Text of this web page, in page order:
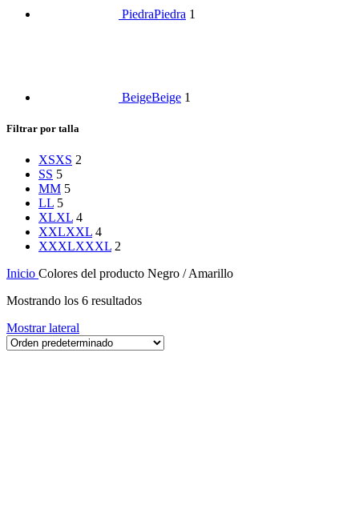
PiedraPiedra 1
BeigeBeige 1
Filtrar por talla
XSXS 2
SS 5
MM 5
LL 5
XLXL 4
XXLXXL 4
XXXLXXXL 2
Inicio Colores del producto Negro / Amarillo
Mostrando los 6 resultados
Mostrar lateral